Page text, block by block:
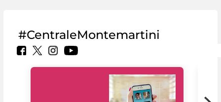
#CentraleMontemartini